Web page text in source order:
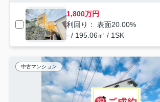
1,800万円
利回り： 表面20.00%
- / 195.06㎡ / 1SK
中古マンション